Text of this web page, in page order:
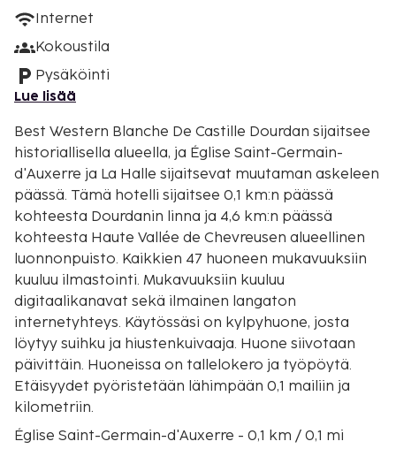
Internet
Kokoustila
Pysäköinti
Lue lisää
Best Western Blanche De Castille Dourdan sijaitsee
historiallisella alueella, ja Église Saint-Germain-
d'Auxerre ja La Halle sijaitsevat muutaman askeleen
päässä. Tämä hotelli sijaitsee 0,1 km:n päässä
kohteesta Dourdanin linna ja 4,6 km:n päässä
kohteesta Haute Vallée de Chevreusen alueellinen
luonnonpuisto. Kaikkien 47 huoneen mukavuuksiin
kuuluu ilmastointi. Mukavuuksiin kuuluu
digitaalikanavat sekä ilmainen langaton
internetyhteys. Käytössäsi on kylpyhuone, josta
löytyy suihku ja hiustenkuivaaja. Huone siivotaan
päivittäin. Huoneissa on tallelokero ja työpöytä.
Etäisyydet pyöristetään lähimpään 0,1 mailiin ja
kilometriin.
Église Saint-Germain-d'Auxerre - 0,1 km / 0,1 mi